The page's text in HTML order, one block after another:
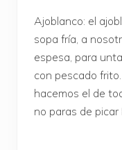
Ajoblanco: el
sopa fría, a
espesa, para
con pescado
hacemos el de
no paras de